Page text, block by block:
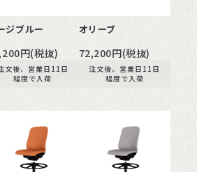
ジブルー
円(税抜)
文後、営業日11日
程度で入荷
オリーブ
72,200円(税抜)
注文後、営業日11日
程度で入荷